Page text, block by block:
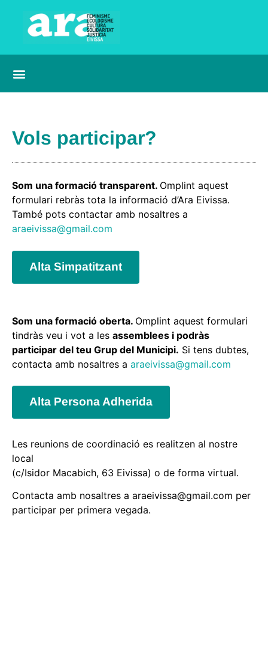
Vols participar?
Som una formació transparent. Omplint aquest
formulari rebràs tota la informació d’Ara Eivissa.
També pots contactar amb nosaltres a
araeivissa@gmail.com
Alta Simpatitzant
Som una formació oberta. Omplint aquest formulari
tindràs veu i vot a les assemblees i podràs
participar del teu Grup del Municipi. Si tens dubtes,
contacta amb nosaltres a araeivissa@gmail.com
Alta Persona Adherida
Les reunions de coordinació es realitzen al nostre
local
(c/Isidor Macabich, 63 Eivissa) o de forma virtual.
Contacta amb nosaltres a araeivissa@gmail.com per
participar per primera vegada.